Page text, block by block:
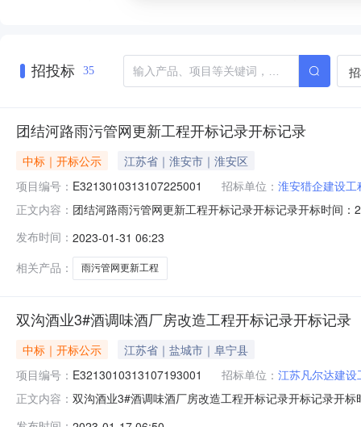
招投标 35
团结河路雨污管网更新工程开标记录开标记录
中标｜开标公示
江苏省｜淮安市｜淮安区
项目编号： E3213010313107225001 招标单位： 淮安猎企建设工
正文内容： 团结河路雨污管网更新工程开标记录开标记录开标时间
苏新纪元公用事业建设有限公司;项目负责人:;报价:0.00
发布时间： 2023-01-31 06:23
相关产品：
雨污管网更新工程
双沟酒业3#酒调味酒厂房改造工程开标记录开标记录
中标｜开标公示
江苏省｜盐城市｜阜宁县
项目编号： E3213010313107193001 招标单位： 江苏凡尔达建
正文内容： 双沟酒业3#酒调味酒厂房改造工程开标记录开标记录开